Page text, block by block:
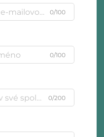
0/100
0/100
0/200